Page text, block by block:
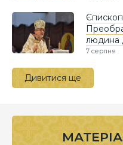
людина
7 серпня
Дивитися ще